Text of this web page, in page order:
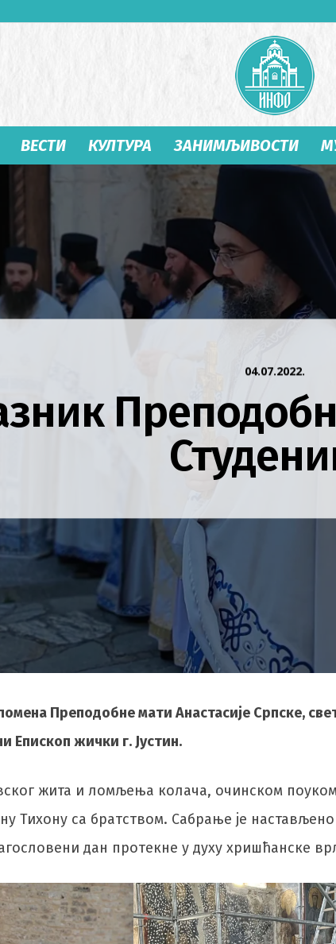
Студеница
ВЕСТИ КУЛТУРА ЗАНИМЉИВОСТИ
04.07.2022.
Преподобне мати Анастасије Српске,
Епископ жички г. Јустин.
жита и ломљења колача, очинском
Тихону са братством. Сабрање је
дан протекне у духу хришћанске